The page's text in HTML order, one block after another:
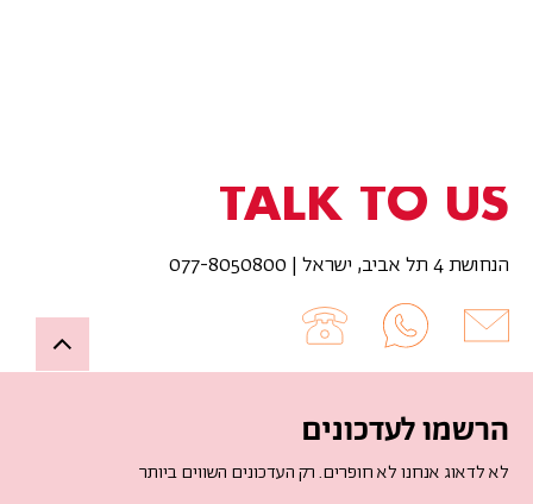
TALK TO US
הנחושת 4 תל אביב, ישראל | 077-8050800
Up
הרשמו לעדכונים
לא לדאוג אנחנו לא חופרים. רק העדכונים השווים ביותר